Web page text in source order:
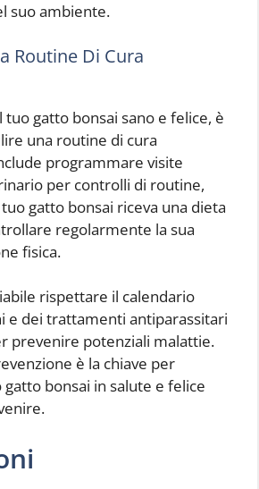
suo ambiente.
Routine Di Cura
gatto bonsai sano e felice, è
una routine di cura
programmare visite
per controlli di routine,
gatto bonsai riceva una dieta
regolarmente la sua
fisica.
rispettare il calendario
e dei trattamenti antiparassitari
prevenire potenziali malattie.
è la chiave per
bonsai in salute e felice